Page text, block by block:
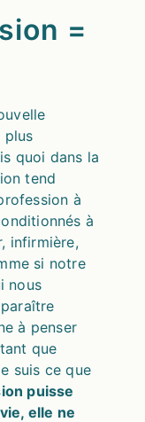
=
plus
quoi dans la
tend
à
à
infirmière,
si notre
nous
à penser
que
suis ce que
puisse
elle ne